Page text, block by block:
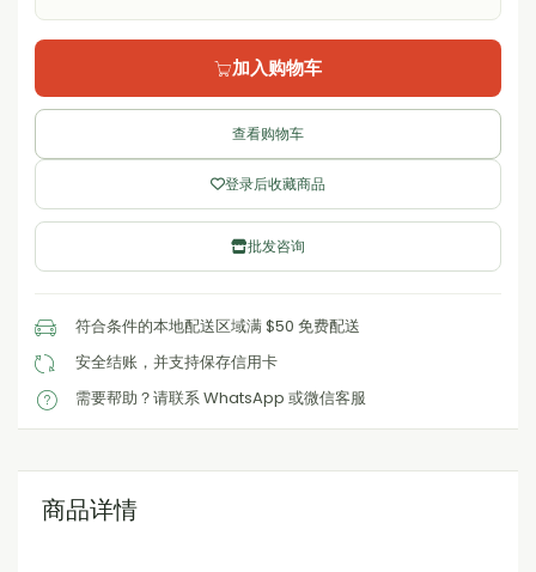
加入购物车
查看购物车
登录后收藏商品
批发咨询
符合条件的本地配送区域满 $50 免费配送
安全结账，并支持保存信用卡
需要帮助？请联系 WhatsApp 或微信客服
商品详情